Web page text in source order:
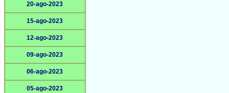
20-ago-2023
15-ago-2023
12-ago-2023
09-ago-2023
06-ago-2023
05-ago-2023